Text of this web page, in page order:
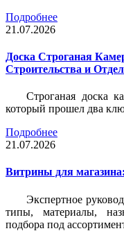
Подробнее
21.07.2026
Доска Строганая
Строительства и
Строганая доска
который прошел два
Подробнее
21.07.2026
Витрины для
Экспертное
типы, материалы,
подбора под